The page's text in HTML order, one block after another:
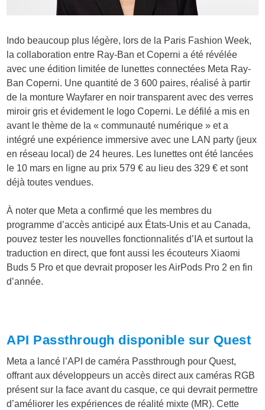
Indo beaucoup plus légère, lors de la Paris Fashion Week,
la collaboration entre Ray-Ban et Coperni a été révélée
avec une édition limitée de lunettes connectées Meta Ray-
Ban Coperni. Une quantité de 3 600 paires, réalisé à partir
de la monture Wayfarer en noir transparent avec des verres
miroir gris et évidement le logo Coperni. Le défilé a mis en
avant le thème de la « communauté numérique » et a
intégré une expérience immersive avec une LAN party (jeux
en réseau local) de 24 heures. Les lunettes ont été lancées
le 10 mars en ligne au prix 579 € au lieu des 329 € et sont
déjà toutes vendues.
À noter que Meta a confirmé que les membres du
programme d’accès anticipé aux États-Unis et au Canada,
pouvez tester les nouvelles fonctionnalités d’IA et surtout la
traduction en direct, que font aussi les écouteurs Xiaomi
Buds 5 Pro et que devrait proposer les AirPods Pro 2 en fin
d’année.
API Passthrough disponible sur Quest
Meta a lancé l’API de caméra Passthrough pour Quest,
offrant aux développeurs un accès direct aux caméras RGB
présent sur la face avant du casque, ce qui devrait permettre
d’améliorer les expériences de réalité mixte (MR). Cette